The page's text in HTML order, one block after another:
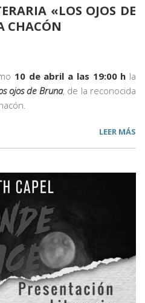
«LOS OJOS DE
CHACÓN
10 de abril a las 19:00 h la
ojos de Bruna, de la reconocida
LEER MÁS